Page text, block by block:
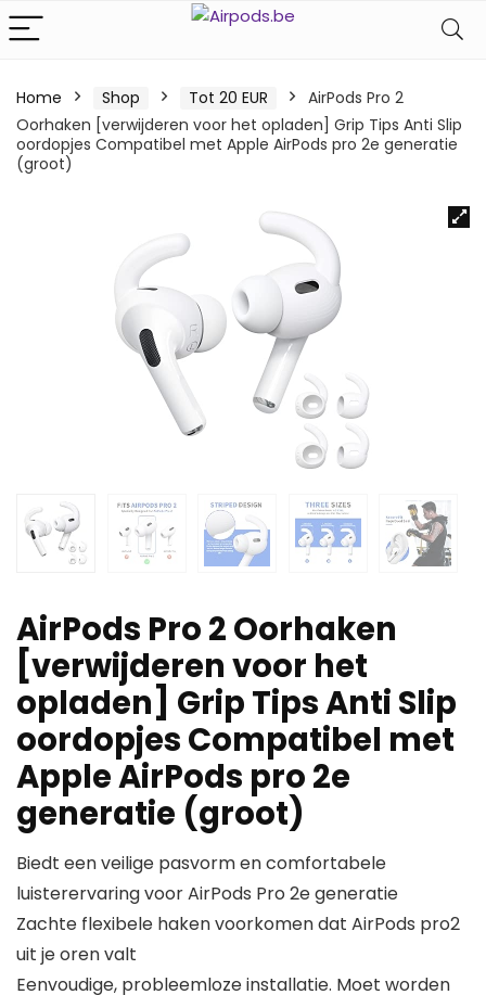
Home Shop Tot 20 EUR
AirPods Pro 2
Oorhaken [verwijderen voor het opladen] Grip Tips Anti Slip
oordopjes Compatibel met Apple AirPods pro 2e generatie
(groot)
AirPods Pro 2 Oorhaken
[verwijderen voor het
opladen] Grip Tips Anti Slip
oordopjes Compatibel met
Apple AirPods pro 2e
generatie (groot)
Biedt een veilige pasvorm en comfortabele
luisterervaring voor AirPods Pro 2e generatie
Zachte flexibele haken voorkomen dat AirPods pro2
uit je oren valt
Eenvoudige, probleemloze installatie. Moet worden